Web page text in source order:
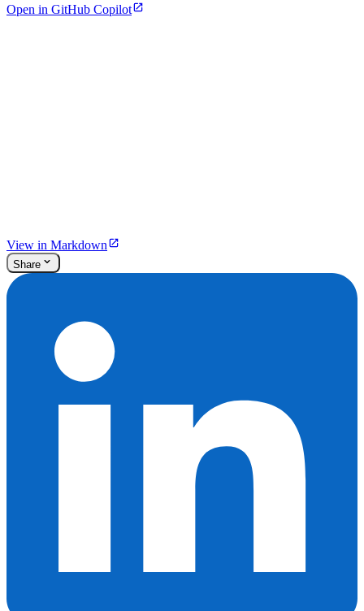
Open in GitHub Copilot
View in Markdown
Share